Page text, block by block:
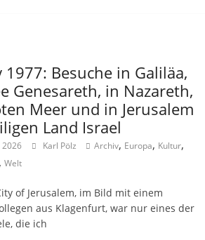
1977: Besuche in Galiläa,
Genesareth, in Nazareth,
Meer und in Jerusalem
Land Israel
2026 Karl Pölz Archiv, Europa, Kultur,
, Welt
of Jerusalem, im Bild mit einem
aus Klagenfurt, war nur eines der
die ich